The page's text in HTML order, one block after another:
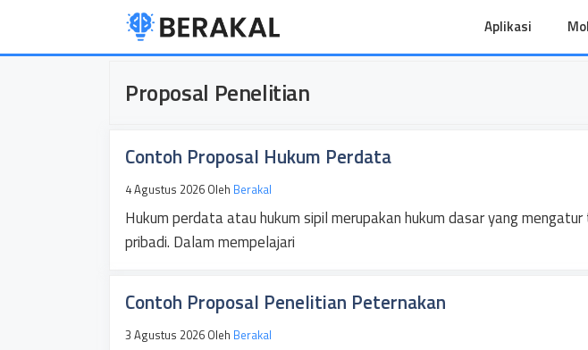
isi
Aplikasi
Proposal Penelitian
Contoh Proposal Hukum Perdata
4 Agustus 2026 Oleh Berakal
Hukum perdata atau hukum sipil merupakan hukum dasar yang
pribadi. Dalam mempelajari
Contoh Proposal Penelitian Peternakan
3 Agustus 2026 Oleh Berakal